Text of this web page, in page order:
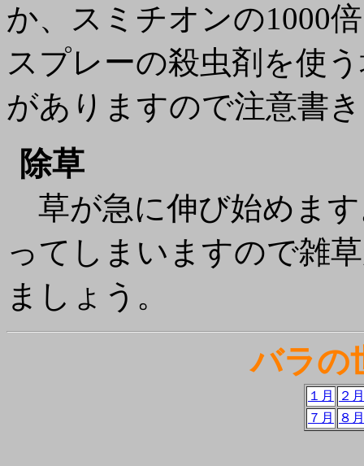
か、スミチオンの1000
スプレーの殺虫剤を使
がありますので注意書
除草
草が急に伸び始めま
ってしまいますので雑
ましょう。
バラの
１月
２月
７月
８月